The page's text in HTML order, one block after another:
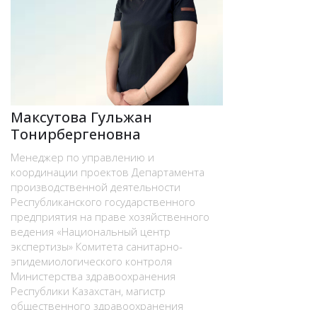
Максутова Гульжан
Тонирбергеновна
Менеджер по управлению и
координации проектов Департамента
производственной деятельности
Республиканского государственного
предприятия на праве хозяйственного
ведения «Национальный центр
экспертизы» Комитета санитарно-
эпидемиологического контроля
Министерства здравоохранения
Республики Казахстан, магистр
общественного здравоохранения